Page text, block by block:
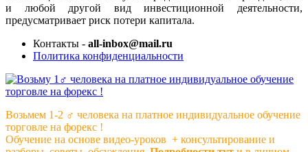
и любой другой вид инвестиционной деятельности,
предусматривает риск потери капитала.
Контакты - all-inbox@mail.ru
Политика конфиденциальности
Возьмем 1-2 ‍♂️ человека на платное индивидуальное обучение
торговле на форекс !
Обучение на основе видео-уроков ️ + консультирование и